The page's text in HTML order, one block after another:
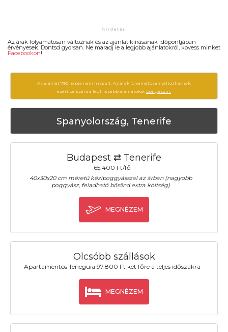
Az árak folyamatosan változnak és az ajánlat kiírásanak időpontjában
érvényesek. Döntsd gyorsan. Ne maradj le a legjobb ajánlatokról, kövess minket
Facebookon!
Az ajánlat 790 napja nem frissült. Az árak folyamatosan változhatnak,
ezért célszerű a legfrissebb ajánlatokat böngészni.
Spanyolország, Tenerife
Budapest ⇄ Tenerife
65.400 Ft/fő
40x30x20 cm méretű kézipoggyásszal az árban (nagyobb
poggyász, feladható bőrönd extra költség)
MEGNÉZEM
Olcsóbb szállások
Apartamentos Teneguia 97.800 Ft két főre a teljes időszakra
MEGNÉZEM